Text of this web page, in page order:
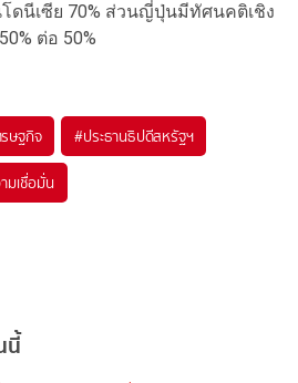
โดนีเซีย 70% ส่วนญี่ปุ่นมีทัศนคติเชิง
ต่อ 50%
รษฐกิจ #ประธานธิปดีสหรัฐฯ
มเชื่อมั่น
นี้